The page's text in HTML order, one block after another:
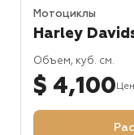
Мотоциклы
Harley
Объем, куб. см.
$ 4,100